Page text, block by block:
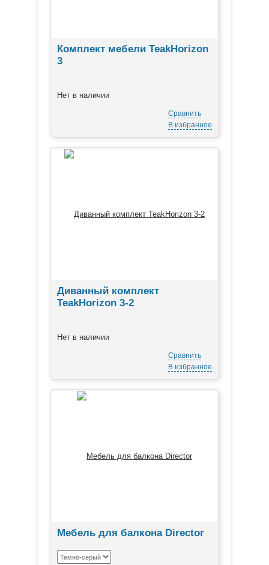
Комплект мебели TeakHorizon
3
Нет в наличии
Сравнить
В избранное
Диванный комплект
TeakHorizon 3-2
Нет в наличии
Сравнить
В избранное
Мебель для балкона Director